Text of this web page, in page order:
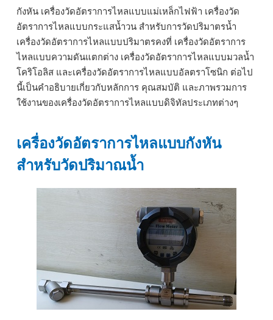
กังหัน เครื่องวัดอัตราการไหลแบบแม่เหล็กไฟฟ้า เครื่องวัด
อัตราการไหลแบบกระแสน้ำวน สำหรับการวัดปริมาตรน้ำ
เครื่องวัดอัตราการไหลแบบปริมาตรคงที่ เครื่องวัดอัตราการ
ไหลแบบความดันแตกต่าง เครื่องวัดอัตราการไหลแบบมวลน้ำ
โคริโอลิส และเครื่องวัดอัตราการไหลแบบอัลตราโซนิก ต่อไป
นี้เป็นคำอธิบายเกี่ยวกับหลักการ คุณสมบัติ และภาพรวมการ
ใช้งานของเครื่องวัดอัตราการไหลแบบดิจิทัลประเภทต่างๆ
เครื่องวัดอัตราการไหลแบบกังหัน
สำหรับวัดปริมาณน้ำ